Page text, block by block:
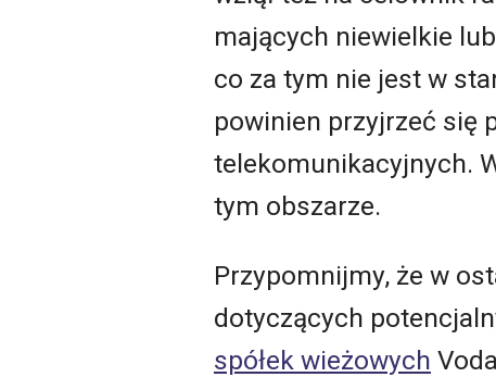
mających niewielkie
co za tym nie jest w
powinien przyjrzeć się
telekomunikacyjnych.
tym obszarze.
Przypomnijmy, że w
dotyczących
spółek wieżowych